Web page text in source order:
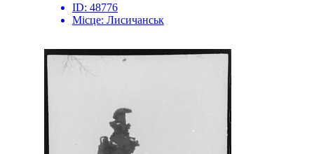
ID: 48776
Місце: Лисичанськ